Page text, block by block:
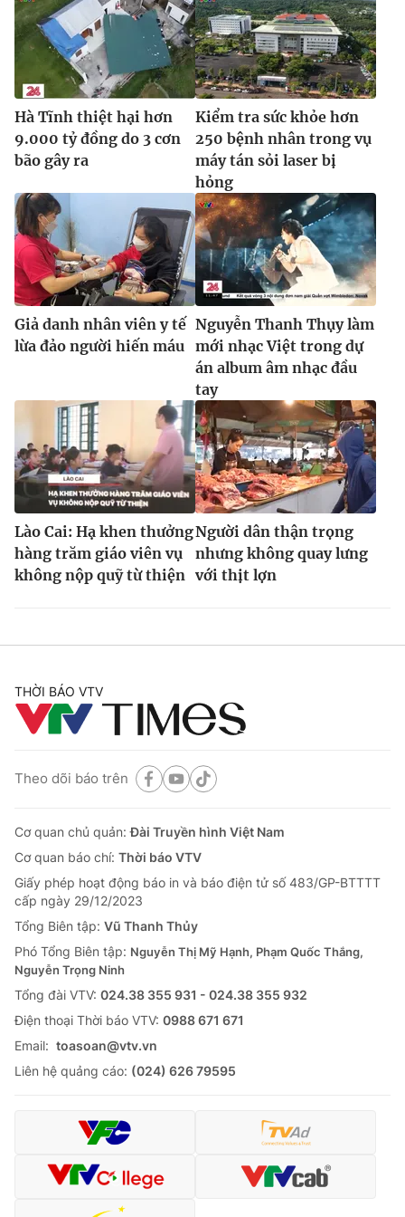
Ðiện thoại Thời báo VTV:024.66 897 897
Email:
toasoan@vtv.vn
Liên hệ quảng cáo:
024-7300.7108
® Cấm sao chép dưới mọi hình thức nếu không có sự chấp
thuận bằng văn bản. Ghi rõ nguồn VTV.vn khi phát hành lại
thông tin từ website này.
Hà Tĩnh thiệt hại hơn
9.000 tỷ đồng do 3 cơn
bão gây ra
Kiểm tra sức khỏe hơn
250 bệnh nhân trong vụ
máy tán sỏi laser bị
hỏng
Giả danh nhân viên y tế
lừa đảo người hiến máu
Nguyễn Thanh Thụy làm
mới nhạc Việt trong dự
án album âm nhạc đầu
tay
Lào Cai: Hạ khen thưởng
hàng trăm giáo viên vụ
không nộp quỹ từ thiện
Người dân thận trọng
nhưng không quay lưng
với thịt lợn
THỜI BÁO VTV
Theo dõi báo trên
Cơ quan chủ quản:Đài Truyền hình Việt Nam
Cơ quan báo chí: Thời báo VTV
Giấy phép hoạt động báo in và báo điện tử số 483/GP-BTTTT
cấp ngày 29/12/2023
Tổng Biên tập: Vũ Thanh Thủy
Phó Tổng Biên tập: Nguyễn Thị Mỹ Hạnh, Phạm Quốc Thắng,
Nguyễn Trọng Ninh
Tổng đài VTV: 024.38 355 931 - 024.38 355 932
Ðiện thoại Thời báo VTV: 0988 671 671
Email: toasoan@vtv.vn
Liên hệ quảng cáo: (024) 626 79595